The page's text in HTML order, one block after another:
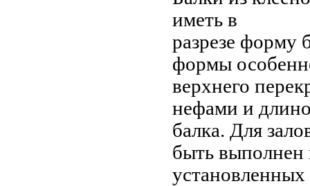
иметь в
разрезе форму
формы
верхнего
нефами и
балка. Для
быть